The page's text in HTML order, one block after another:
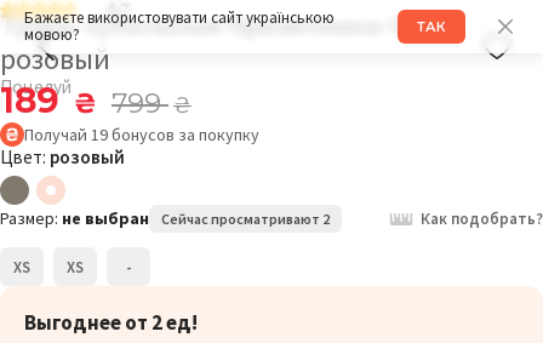
Бажаєте використовувати сайт українською
мовою?
ТАК
4.7
Трусы купальные бразилиана 028K
розовый
Поцелуй
189₴ 799₴
Получай 19бонусов за покупку
Цвет: розовый
Размер: не выбран Сейчас просматривают 2 Как подобрать?
XS XS -
Выгоднее от 2 ед!